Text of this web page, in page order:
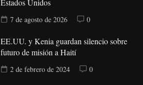
Estados Unidos
7 de agosto de 2026 0
EE.UU. y Kenia guardan silencio sobre
futuro de misión a Haití
2 de febrero de 2024 0